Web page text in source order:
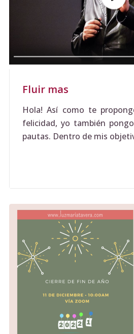
Fluir mas
Hola! Así como te
felicidad, yo también
pautas. Dentro de mis